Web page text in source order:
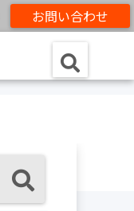
お問い合わせ